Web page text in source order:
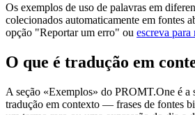
Os exemplos de uso de palavras em
colecionados automaticamente em fontes
opção "Reportar um erro" ou escreva para
O que é tradução em
A seção «Exemplos» do PROMT.One é a
tradução em contexto — frases de fontes